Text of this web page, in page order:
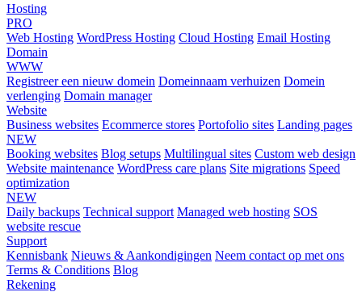
Hosting
PRO
Web Hosting WordPress Hosting Cloud Hosting Email Hosting
Domain
WWW
Registreer een nieuw domein Domeinnaam verhuizen Domein
verlenging Domain manager
Website
Business websites Ecommerce stores Portofolio sites Landing pages
NEW
Booking websites Blog setups Multilingual sites Custom web design
Website maintenance WordPress care plans Site migrations Speed
optimization
NEW
Daily backups Technical support Managed web hosting SOS
website rescue
Support
Kennisbank Nieuws & Aankondigingen Neem contact op met ons
Terms & Conditions Blog
Rekening